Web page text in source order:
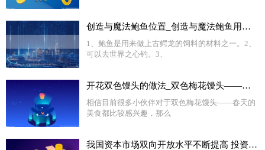
创造与魔法鲍鱼位置_创造与魔法鲍鱼用什么钓
1、鲍鱼是用来做上古鳄龙的饲料的材料之一。2、
可以去世界之心钓。3、
开花双色馒头的做法_双色梅花馒头——春天的美食_天天时讯
相信目前很多小伙伴对于双色梅花馒头——春天的
美食都比较感兴趣，那么
我国资本市场双向开放水平不断提高 投资者共享不同经济体发展红利